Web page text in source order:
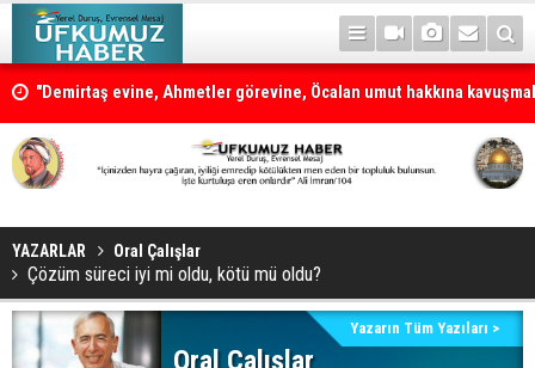
"Demirtaş evine, Ahmetler görevine, Öcalan umut hakkına
Çerçeve yasanın teklifinin kapsamı ve maddelerin tamamı
YAZARLAR Oral Çalışlar
Çözüm süreci iyi mi oldu, kötü mü oldu?
Oral Çalışlar
Yazarın Tüm Yazıları >